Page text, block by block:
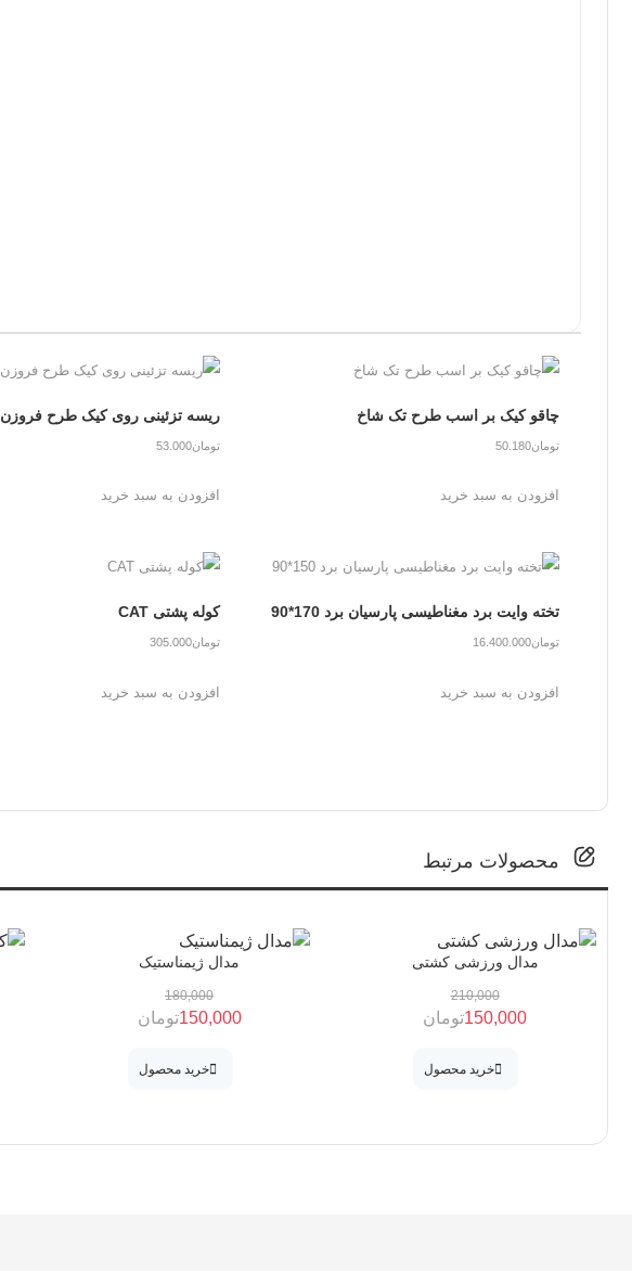
چاقو کیک بر اسب طرح تک شاخ
تومان50.180
افزودن به سبد خرید
ریسه تزئینی روی کیک طرح فروزن
تومان53.000
افزودن به سبد خرید
تخته وایت برد مغناطیسی پارسیان برد 170*90
تومان16.400.000
افزودن به سبد خرید
کوله پشتی CAT
تومان305.000
افزودن به سبد خرید
محصولات مرتبط
مدال ورزشی کشتی
210,000
150,000تومان
خرید محصول
مدال ژیمناستیک
180,000
150,000تومان
خرید محصول